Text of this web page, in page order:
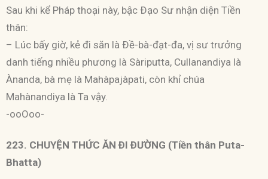
Sau khi kể Pháp thoại này, bậc Ðạo Sư nhận diện Tiền
thân:
– Lúc bấy giờ, kẻ đi săn là Ðề-bà-đạt-đa, vị sư trưởng
danh tiếng nhiều phương là Sàriputta, Cullanandiya là
Ànanda, bà mẹ là Mahàpajàpati, còn khỉ chúa
Mahànandiya là Ta vậy.
-ooOoo-
223. CHUYỆN THỨC ĂN ÐI ÐƯỜNG (Tiền thân Puta-
Bhatta)